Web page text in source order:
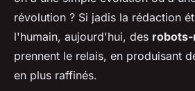
révolution ? Si jadis la rédaction
l'humain, aujourd'hui, des
prennent le relais, en produisant
en plus raffinés.